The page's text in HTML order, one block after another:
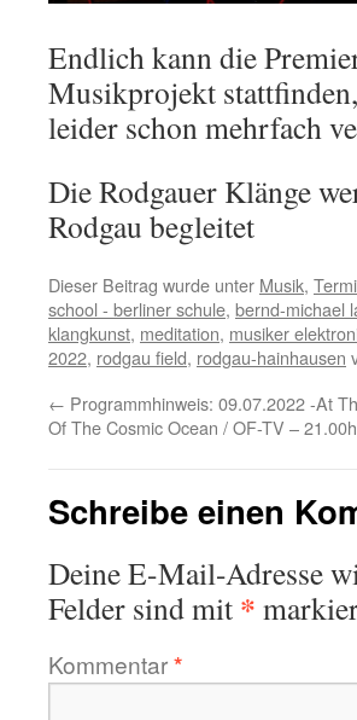
Endlich kann die
Musikprojekt
leider schon mehrfach
Die Rodgauer Klänge
Rodgau begleitet
Dieser Beitrag wurde unter Musik,
school - berliner schule, bernd-michael
klangkunst, meditation, musiker
2022, rodgau field, rodgau-hainhausen
← Programmhinweis: 09.07.2022 -At
Of The Cosmic Ocean / OF-TV – 21.00h
Schreibe einen
Deine E-Mail-Adresse
Felder sind mit *
Kommentar*